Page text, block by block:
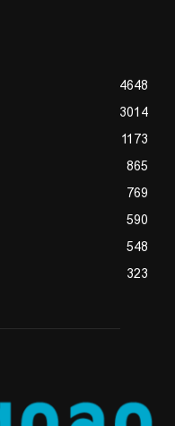
4648
3014
1173
865
769
590
548
323